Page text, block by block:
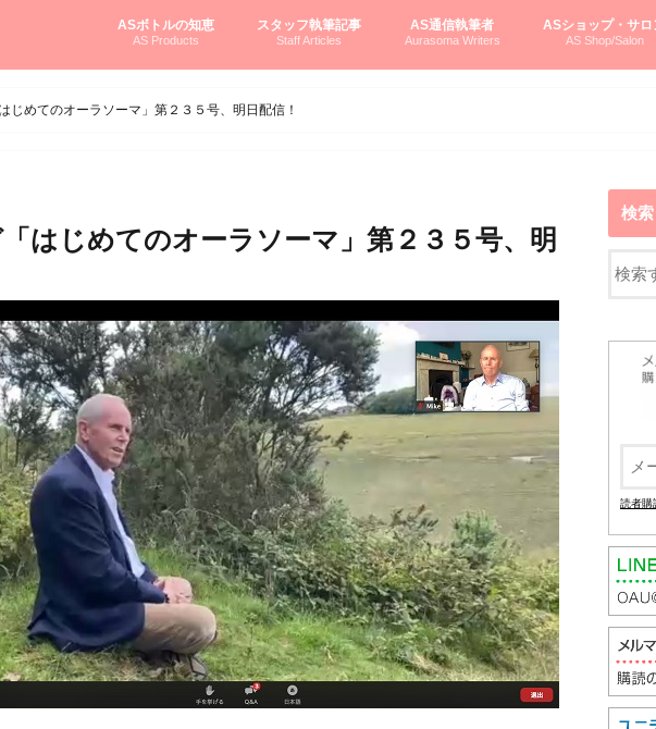
ASボトルの知恵
AS Products
スタッフ執筆記事
Staff Articles
AS通信執筆者
Aurasoma Writers
ASショップ・サロ
AS Shop/Salon
じめてのオーラソーマ」第２３５号、明日配信！
はじめてのオーラソーマ」第２３５号、明
検索
読者購